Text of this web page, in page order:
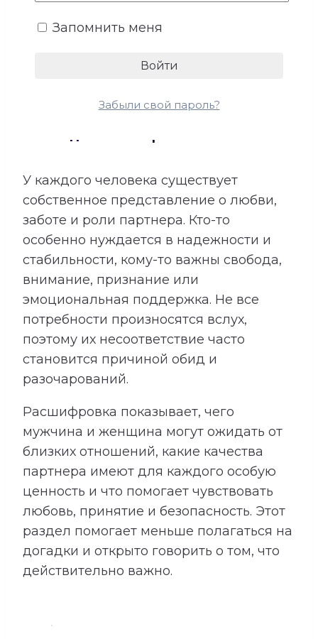
У каждого человека существует
собственное представление о любви,
заботе и роли партнера. Кто-то
особенно нуждается в надежности и
стабильности, кому-то важны свобода,
внимание, признание или
эмоциональная поддержка. Не все
потребности произносятся вслух,
поэтому их несоответствие часто
становится причиной обид и
разочарований.
Расшифровка показывает, чего
мужчина и женщина могут ожидать от
близких отношений, какие качества
партнера имеют для каждого особую
ценность и что помогает чувствовать
любовь, принятие и безопасность. Этот
раздел помогает меньше полагаться на
догадки и открыто говорить о том, что
действительно важно.
Запомнить меня
Забыли свой пароль?